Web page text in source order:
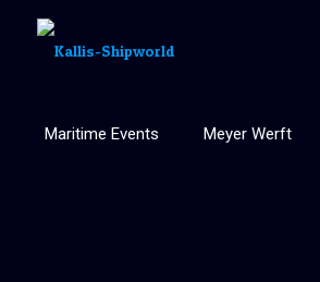
Maritime Events Meyer Werft